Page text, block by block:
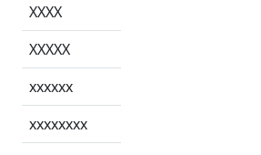
XXXX
XXXXX
xxxxxx
xxxxxxxx